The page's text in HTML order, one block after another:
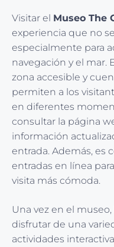
Visitar el Museo The
experiencia que no
especialmente para
navegación y el mar.
zona accesible y
permiten a los
en diferentes
consultar la página
información
entrada. Además, es
entradas en línea
visita más cómoda.
Una vez en el
disfrutar de una
actividades